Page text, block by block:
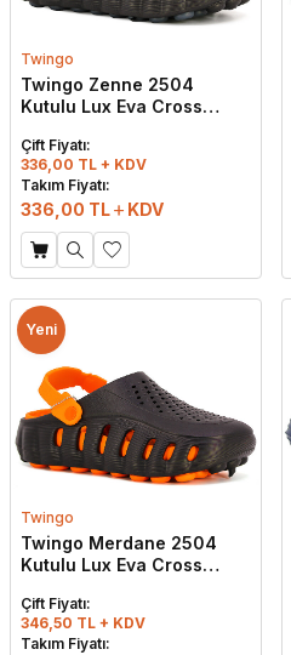
Twingo
Twingo Zenne 2504
Kutulu Lux Eva Cross
Çift Fiyatı:
336,00 TL + KDV
Takım Fiyatı:
336,00 TL KDV
Yeni
Twingo
Twingo Merdane 2504
Kutulu Lux Eva Cross
Çift Fiyatı:
346,50 TL + KDV
Takım Fiyatı: